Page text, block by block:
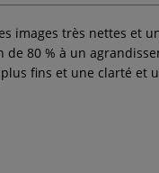
images très nettes et
80 % à un
fins et une clarté et